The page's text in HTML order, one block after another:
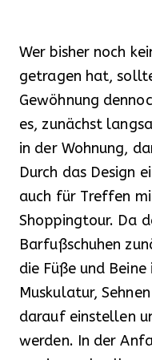
Wer bisher noch
getragen hat,
Gewöhnung
es, zunächst
in der Wohnung,
Durch das Design
auch für Treffen
Shoppingtour. Da
Barfußschuhen
die Füße und Beine
Muskulatur,
darauf einstellen
werden. In der